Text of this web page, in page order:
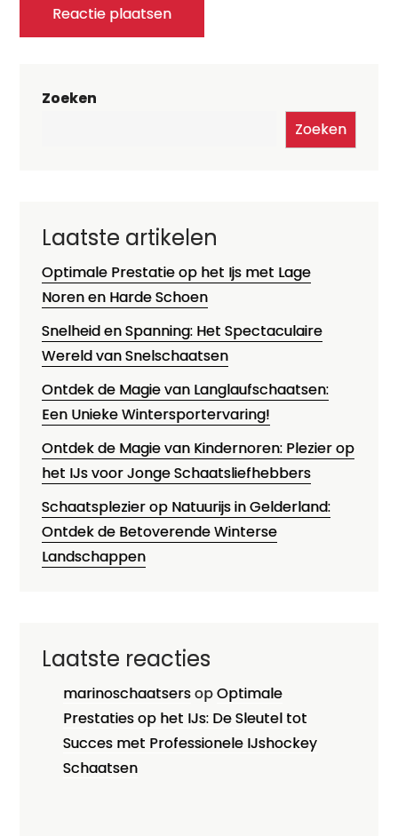
Zoeken
Zoeken
Laatste artikelen
Optimale Prestatie op het Ijs met Lage
Noren en Harde Schoen
Snelheid en Spanning: Het Spectaculaire
Wereld van Snelschaatsen
Ontdek de Magie van Langlaufschaatsen:
Een Unieke Wintersportervaring!
Ontdek de Magie van Kindernoren: Plezier op
het IJs voor Jonge Schaatsliefhebbers
Schaatsplezier op Natuurijs in Gelderland:
Ontdek de Betoverende Winterse
Landschappen
Laatste reacties
marinoschaatsersopOptimale
Prestaties op het IJs: De Sleutel tot
Succes met Professionele IJshockey
Schaatsen